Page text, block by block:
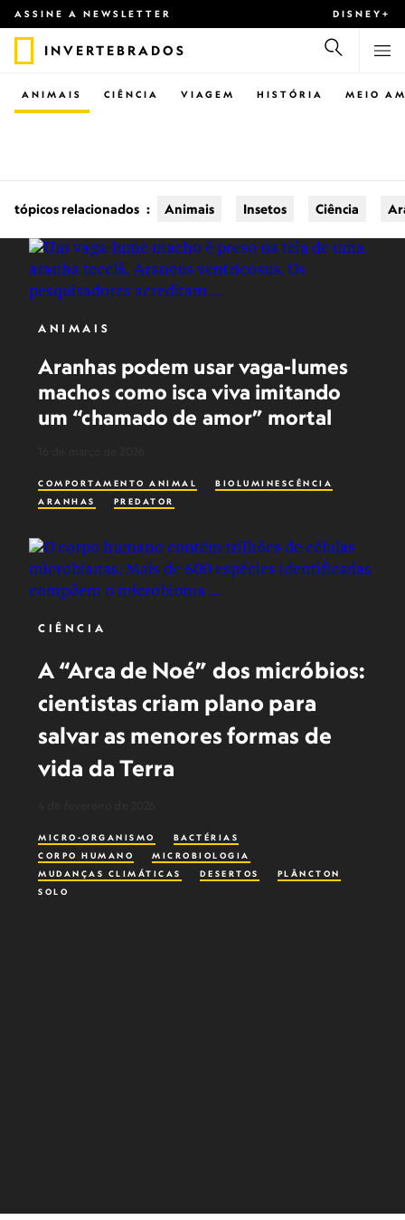
ASSINE A NEWSLETTER DISNEY+
INVERTEBRADOS
CIÊNCIA VIAGEM
ANIMAIS HISTÓRIA MEIO
tópicos relacionados : Animais Insetos Ciência
ANIMAIS
Aranhas podem usar vaga-lumes
machos como isca viva imitando
um “chamado de amor” mortal
COMPORTAMENTO ANIMAL
BIOLUMINESCÊNCIA
ARANHAS
PREDATOR
CIÊNCIA
A “Arca de Noé” dos micróbios:
cientistas criam plano para
salvar as menores formas de
vida da Terra
MICRO-ORGANISMO
BACTÉRIAS
CORPO HUMANO
MICROBIOLOGIA
MUDANÇAS CLIMÁTICAS
DESERTOS
PLÂNCTON
SOLO